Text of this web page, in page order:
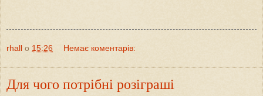
rhall о 15:26 Немає коментарів:
Для чого потрібні розіграші